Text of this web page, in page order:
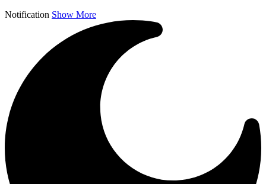
Notification Show More